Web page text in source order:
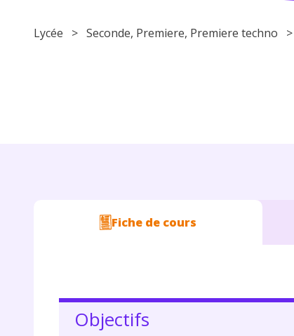
Lycée > Seconde, Premiere, Premiere techno >
Fiche de cours
Objectifs